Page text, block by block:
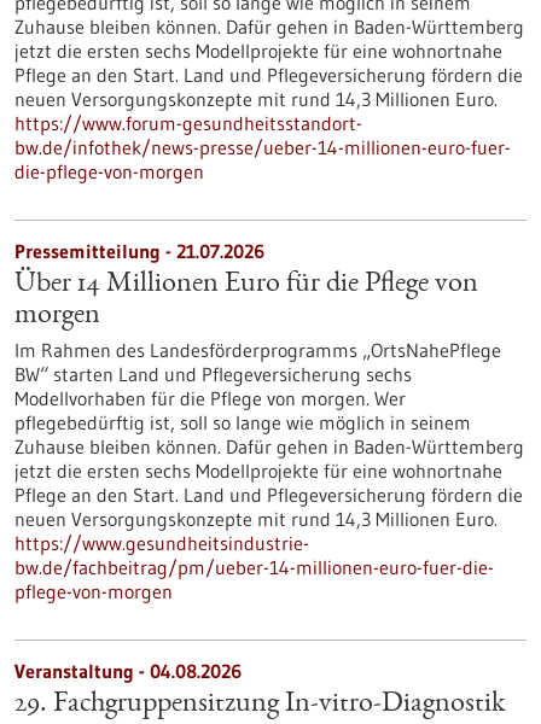
Zuhause bleiben können. Dafür gehen in Baden-Württemberg
jetzt die ersten sechs Modellprojekte für eine wohnortnahe
Pflege an den Start. Land und Pflegeversicherung fördern die
neuen Versorgungskonzepte mit rund 14,3 Millionen Euro.
https://www.forum-gesundheitsstandort-
bw.de/infothek/news-presse/ueber-14-millionen-euro-fuer-
die-pflege-von-morgen
Pressemitteilung - 21.07.2026
Über 14 Millionen Euro für die Pflege von
morgen
Im Rahmen des Landesförderprogramms „OrtsNahePflege
BW“ starten Land und Pflegeversicherung sechs
Modellvorhaben für die Pflege von morgen. Wer
pflegebedürftig ist, soll so lange wie möglich in seinem
Zuhause bleiben können. Dafür gehen in Baden-Württemberg
jetzt die ersten sechs Modellprojekte für eine wohnortnahe
Pflege an den Start. Land und Pflegeversicherung fördern die
neuen Versorgungskonzepte mit rund 14,3 Millionen Euro.
https://www.gesundheitsindustrie-
bw.de/fachbeitrag/pm/ueber-14-millionen-euro-fuer-die-
pflege-von-morgen
Veranstaltung - 04.08.2026
29. Fachgruppensitzung In-vitro-Diagnostik